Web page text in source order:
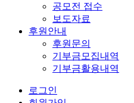
공모전 접수
보도자료
후원안내
후원문의
기부금모집내역
기부금활용내역
로그인